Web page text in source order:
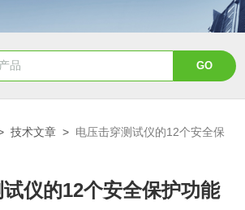
技术文章 > 电压击穿测试仪的12个安全保
仪的12个安全保护功能